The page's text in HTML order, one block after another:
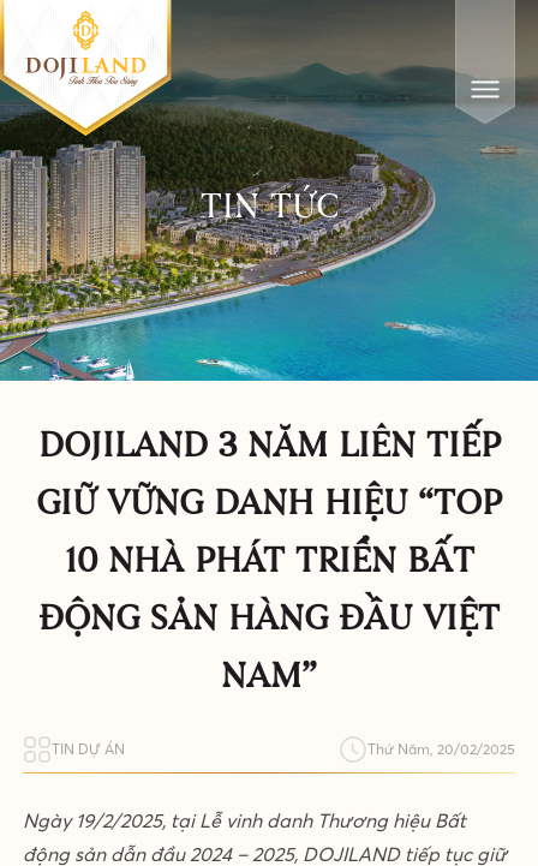
TIN TỨC
DOJILAND 3 NĂM LIÊN TIẾP
GIỮ VỮNG DANH HIỆU “TOP
10 NHÀ PHÁT TRIỂN BẤT
ĐỘNG SẢN HÀNG ĐẦU VIỆT
NAM”
TIN DỰ ÁN Thứ Năm, 20/02/2025
Ngày 19/2/2025, tại Lễ vinh danh Thương hiệu Bất
động sản dẫn đầu 2024 – 2025, DOJILAND tiếp tục giữ